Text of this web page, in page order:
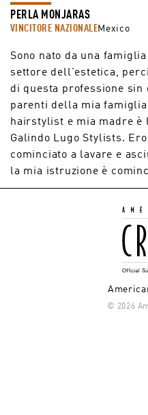
PERLA MONJARAS
VINCITORE NAZIONALEMexico
Sono nato da una
settore dell'estetica,
di questa professione
parenti della mia
hairstylist e mia madre
Galindo Lugo Stylists.
cominciato a lavare e
la mia istruzione è
© 2026